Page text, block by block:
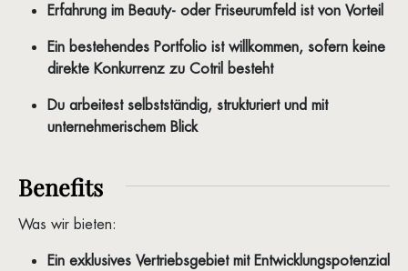
Erfahrung im Beauty- oder Friseurumfeld ist von Vorteil
Ein bestehendes Portfolio ist willkommen, sofern keine
direkte Konkurrenz zu Cotril besteht
Du arbeitest selbstständig, strukturiert und mit
unternehmerischem Blick
Benefits
Was wir bieten:
Ein exklusives Vertriebsgebiet mit Entwicklungspotenzial